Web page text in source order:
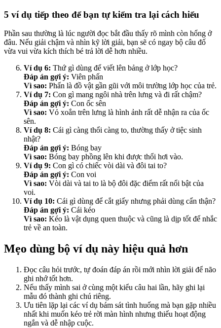
5 ví dụ tiếp theo để bạn tự kiểm tra lại cách hiểu
Phần sau thường là lúc người đọc bắt đầu thấy rõ mình còn hổng ở
đâu. Nếu giải chậm và nhìn kỹ lời giải, bạn sẽ có ngay bộ câu đố
vừa vui vừa kích thích bé trả lời dễ hơn nhiều.
Ví dụ 6: Thứ gì dùng để viết lên bảng ở lớp học?
Đáp án gợi ý: Viên phấn
Vì sao: Phấn là đồ vật gần gũi với môi trường lớp học của trẻ.
Ví dụ 7: Con gì mang ngôi nhà trên lưng và đi rất chậm?
Đáp án gợi ý: Con ốc sên
Vì sao: Vỏ xoắn trên lưng là hình ảnh rất dễ nhận ra của ốc
sên.
Ví dụ 8: Cái gì càng thổi càng to, thường thấy ở tiệc sinh
nhật?
Đáp án gợi ý: Bóng bay
Vì sao: Bóng bay phồng lên khi được thổi hơi vào.
Ví dụ 9: Con gì có chiếc vòi dài và đôi tai to?
Đáp án gợi ý: Con voi
Vì sao: Vòi dài và tai to là bộ đôi đặc điểm rất nổi bật của
voi.
Ví dụ 10: Cái gì dùng để cắt giấy nhưng phải dùng cẩn thận?
Đáp án gợi ý: Cái kéo
Vì sao: Kéo là vật dụng quen thuộc và cũng là dịp tốt để nhắc
trẻ về an toàn.
Mẹo dùng bộ ví dụ này hiệu quả hơn
Đọc câu hỏi trước, tự đoán đáp án rồi mới nhìn lời giải để não
ghi nhớ tốt hơn.
Nếu thấy mình sai ở cùng một kiểu câu hai lần, hãy ghi lại
mẫu đó thành ghi chú riêng.
Ưu tiên lặp lại các ví dụ bám sát tình huống mà bạn gặp nhiều
nhất khi muốn kéo trẻ rời màn hình nhưng thiếu hoạt động
ngắn và dễ nhập cuộc.